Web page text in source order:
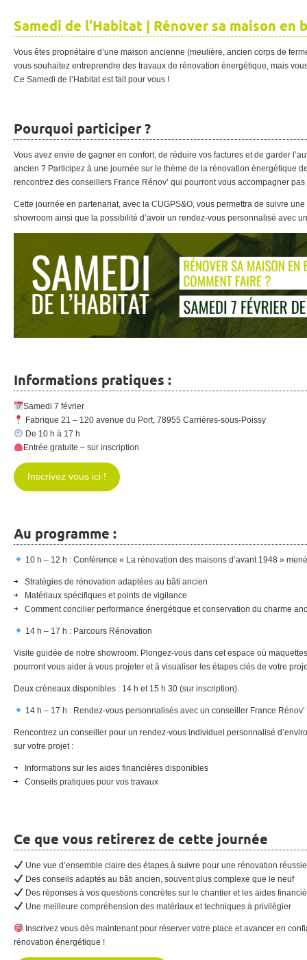
Samedi de l’Habitat | Rénover sa maison en
Vous êtes propriétaire d’une maison ancienne (meulière, ancien corps de
vous souhaitez entreprendre des travaux de rénovation énergétique, mais
Ce Samedi de l’Habitat est fait pour vous !
Pourquoi participer ?
Vous avez envie de gagner en confort, de réduire vos factures et de garder
ancien ? Participez à une journée sur le thème de la rénovation énergétique
rencontrez des conseillers France Rénov’ qui pourront vous accompagner
Cette journée en partenariat, avec la CUGPS&O, vous permettra de suivre
showroom ainsi que la possibilité d’avoir un rendez-vous personnalisé avec
Informations pratiques :
Samedi 7 février
Fabrique 21 – 120 avenue du Port, 78955 Carrières-sous-Poissy
De 10 h à 17 h
Entrée gratuite – sur inscription
Inscrivez vous ici !
Au programme :
10 h – 12 h : Conférence « La rénovation des maisons d’avant 1948 »
Stratégies de rénovation adaptées au bâti ancien
Matériaux spécifiques et points de vigilance
Comment concilier performance énergétique et conservation du charme
14 h – 17 h : Parcours Rénovation
Visite guidée de notre showroom. Plongez-vous dans cet espace où
pourront vous aider à vous projeter et à visualiser les étapes clés de votre
Deux créneaux disponibles : 14 h et 15 h 30 (sur inscription).
14 h – 17 h : Rendez-vous personnalisés avec un conseiller France
Rencontrez un conseiller pour un rendez-vous individuel personnalisé
sur votre projet :
Informations sur les aides financières disponibles
Conseils pratiques pour vos travaux
Ce que vous retirerez de cette journée
Une vue d’ensemble claire des étapes à suivre pour une rénovation réussie
Des conseils adaptés au bâti ancien, souvent plus complexe que le neuf
Des réponses à vos questions concrètes sur le chantier et les aides
Une meilleure compréhension des matériaux et techniques à privilégier
Inscrivez vous dès maintenant pour réserver votre place et avancer en
rénovation énergétique !